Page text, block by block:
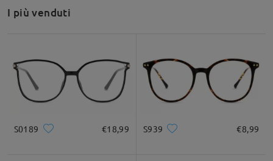
Quadrato Rotondo Cuore Diamante Ovale
* Solo a titolo di riferimento
I più venduti
S0189 €18,99 S939 €8,99